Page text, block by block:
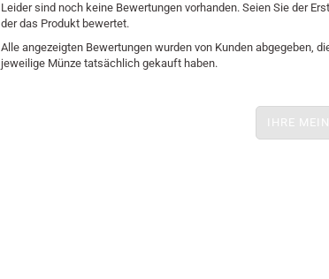
Leider sind noch keine Bewertungen vorhanden. Seien Sie der
der das Produkt bewertet.
Alle angezeigten Bewertungen wurden von Kunden abgegeben,
jeweilige Münze tatsächlich gekauft haben.
IHRE